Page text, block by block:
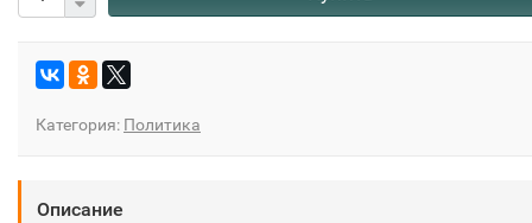
Категория: Политика
Описание